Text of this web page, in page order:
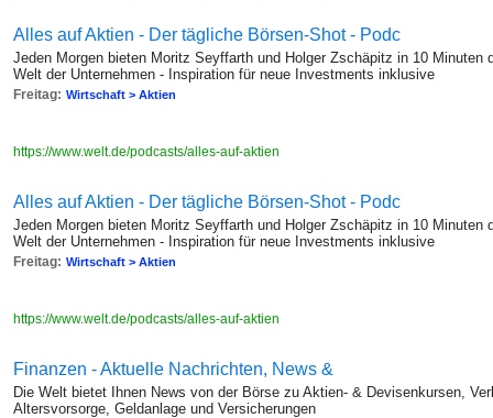
Alles auf Aktien - Der tägliche Börsen-Shot - Podc
Jeden Morgen bieten Moritz Seyffarth und Holger Zschäpitz in 10 Minuten
Welt der Unternehmen - Inspiration für neue Investments inklusive
Freitag: Wirtschaft > Aktien
https://www.welt.de/podcasts/alles-auf-aktien
Alles auf Aktien - Der tägliche Börsen-Shot - Podc
Jeden Morgen bieten Moritz Seyffarth und Holger Zschäpitz in 10 Minuten
Welt der Unternehmen - Inspiration für neue Investments inklusive
Freitag: Wirtschaft > Aktien
https://www.welt.de/podcasts/alles-auf-aktien
Finanzen - Aktuelle Nachrichten, News &
Die Welt bietet Ihnen News von der Börse zu Aktien- & Devisenkursen,
Altersvorsorge, Geldanlage und Versicherungen